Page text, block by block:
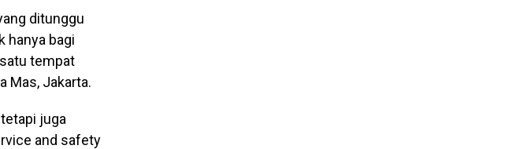
ditunggu
hanya bagi
tempat
Mas, Jakarta.
juga
and safety